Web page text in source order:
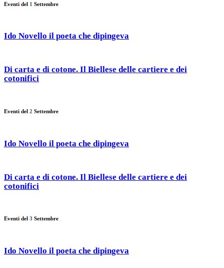
Eventi del 1 Settembre
Ido Novello il poeta che dipingeva
Di carta e di cotone. Il Biellese delle cartiere e dei
cotonifici
Eventi del 2 Settembre
Ido Novello il poeta che dipingeva
Di carta e di cotone. Il Biellese delle cartiere e dei
cotonifici
Eventi del 3 Settembre
Ido Novello il poeta che dipingeva